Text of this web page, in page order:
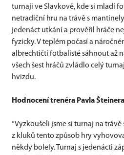
turnaji ve Slavkově, kde si mladí
netradiční hru na trávě s
jedenáct utkání a prověřil hráče
fyzicky. V teplém počasí a
albrechtičtí fotbalisté sáhnout až
všech šest hráčů zvládlo celý
hvizdu.
Hodnocení trenéra Pavla Šteinera
“Vyzkoušeli jsme si turnaj na
z kluků tento způsob hry
někdy bolely. Turnaj s jedenácti